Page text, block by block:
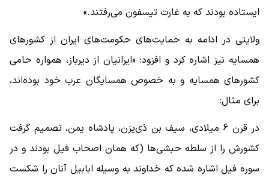
ایستاده بودند که به غارت تیسفون می‌رفتند.»
ولایتی در ادامه به حمایت‌های حکومت‌های ایران از کشور‌های
همسایه نیز اشاره کرد و افزود: «ایرانیان از دیرباز، همواره حامی
کشور‌های همسایه و به خصوص همسایگان عرب خود بوده‌اند،
برای مثال:
در قرن 6 میلادی، سیف بن ذی‌یزن، پادشاه یمن، تصمیم گرفت
کشورش را از سلطه حبشی‌ها (که همان اصحاب فیل بودند و در
سوره فیل اشاره شده که خداوند به وسیله ابابیل آنان را شکست